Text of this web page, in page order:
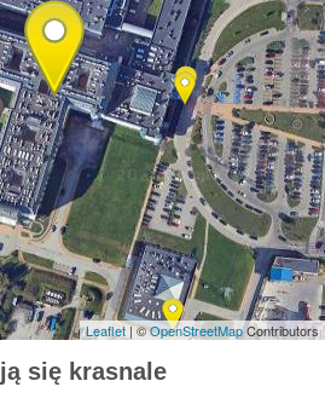
Leaflet| ©OpenStreetMapContributors
się krasnale